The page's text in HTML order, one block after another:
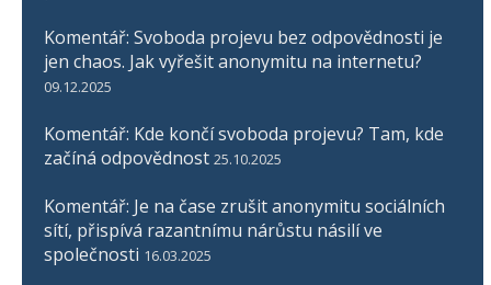
Komentář: Svoboda projevu bez odpovědnosti je
jen chaos. Jak vyřešit anonymitu na internetu?
09.12.2025
Komentář: Kde končí svoboda projevu? Tam, kde
začíná odpovědnost 25.10.2025
Komentář: Je na čase zrušit anonymitu sociálních
sítí, přispívá razantnímu nárůstu násilí ve
společnosti 16.03.2025